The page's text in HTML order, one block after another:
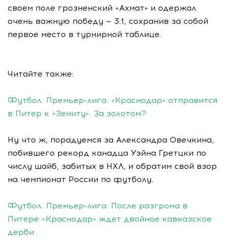
своем поле грозненский «Ахмат» и одержал
очень важную победу — 3:1, сохранив за собой
первое место в турнирной таблице.
Читайте также:
Футбол. Премьер-лига: «Краснодар» отправится
в Питер к «Зениту». За золотом?
Ну что ж, порадуемся за Александра Овечкина,
побившего рекорд канадца Уэйна Гретцки по
числу шайб, забитых в НХЛ, и обратим свой взор
на чемпионат России по футболу.
Футбол. Премьер-лига: После разгрома в
Питере «Краснодар» ждет двойное кавказское
дерби